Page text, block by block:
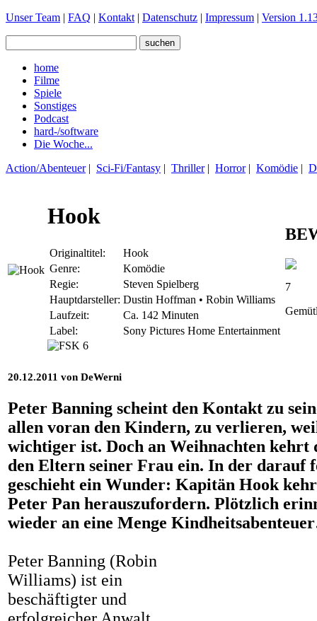
Unser Team | FAQ | Kontakt | Datenschutz | Impressum | Version
home
Filme
Spiele
Sonstiges
Podcast
hard-/software
Die Woche...
Action/Abenteuer| Sci-Fi/Fantasy | Thriller| Horror| Komödie |
Hook
Originaltitel:
Hook
Genre:
Komödie
Regie:
Steven Spielberg
Hauptdarsteller: Dustin Hoffman • Robin Williams
Laufzeit:
Ca. 142 Minuten
Label:
Sony Pictures Home Entertainment
7
20.12.2011 von DeWerni
Peter Banning scheint den Kontakt zu
allen voran den Kindern, zu verlieren,
wichtiger ist. Doch an Weihnachten kehrt
den Eltern seiner Frau ein. In der darauf
geschieht ein Wunder: Kapitän Hook
Peter Pan herauszufordern. Plötzlich
wieder an eine Menge
Peter Banning (Robin
Williams) ist ein
beschäftigter und